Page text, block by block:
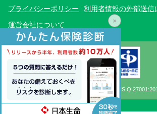
×
プライバシーポリシー
利用者情報の外部送信
運営会社について
ISO/IEC27001:2013, JIS Q